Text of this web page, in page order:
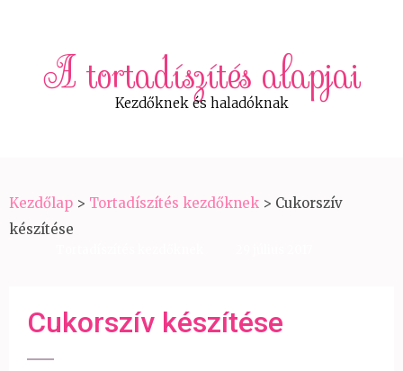
A tortadíszítés alapjai
Kezdőknek és haladóknak
Kezdőlap > Tortadíszítés kezdőknek > Cukorszív
készítése
Cukorszív készítése